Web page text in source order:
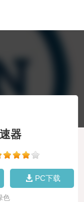
器
PC下载
色